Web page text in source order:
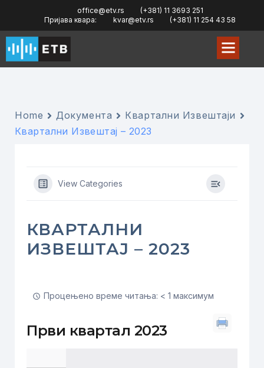
office@etv.rs
(+381) 11 3693 251
Пријава квара:
kvar@etv.rs (+381) 11 254 43 58
Home Документа
Квартални Извештаји
Квартални Извештај – 2023
View Categories
КВАРТАЛНИ
ИЗВЕШТАЈ – 2023
Процењено време читања: < 1 максимум
Први квартал 2023